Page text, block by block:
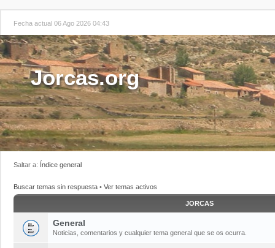
Fecha actual 06 Ago 2026 04:43
Jorcas.org
Saltar a: Índice general
Buscar temas sin respuesta • Ver temas activos
JORCAS
General
Noticias, comentarios y cualquier tema general que se os ocurra.